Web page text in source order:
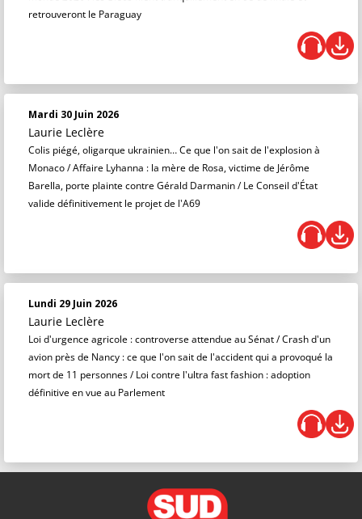
retrouveront le Paraguay
Mardi 30 Juin 2026
Laurie Leclère
Colis piégé, oligarque ukrainien… Ce que l'on sait de l'explosion à
Monaco / Affaire Lyhanna : la mère de Rosa, victime de Jérôme
Barella, porte plainte contre Gérald Darmanin / Le Conseil d'État
valide définitivement le projet de l'A69
Lundi 29 Juin 2026
Laurie Leclère
Loi d'urgence agricole : controverse attendue au Sénat / Crash d'un
avion près de Nancy : ce que l'on sait de l'accident qui a provoqué la
mort de 11 personnes / Loi contre l'ultra fast fashion : adoption
définitive en vue au Parlement